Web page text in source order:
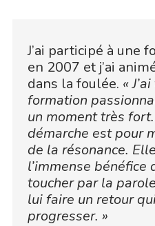
J’ai participé à une
en 2007 et j’ai
dans la foulée. «
formation
un moment très
démarche est pour
de la résonance.
l’immense bénéfice
toucher par la
lui faire un retour
progresser. »